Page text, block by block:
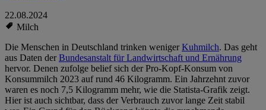
22.08.2024
Milch
Die Menschen in Deutschland trinken wenigerKuhmilch. Das geht
aus Daten derBundesanstalt für Landwirtschaft und Ernährung
hervor. Denen zufolge belief sich der Pro-Kopf-Konsum von
Konsummilch 2023 auf rund 46 Kilogramm. Ein Jahrzehnt zuvor
waren es noch 7,5 Kilogramm mehr, wie die Statista-Grafik zeigt.
Hier ist auch sichtbar, dass der Verbrauch zuvor lange Zeit stabil